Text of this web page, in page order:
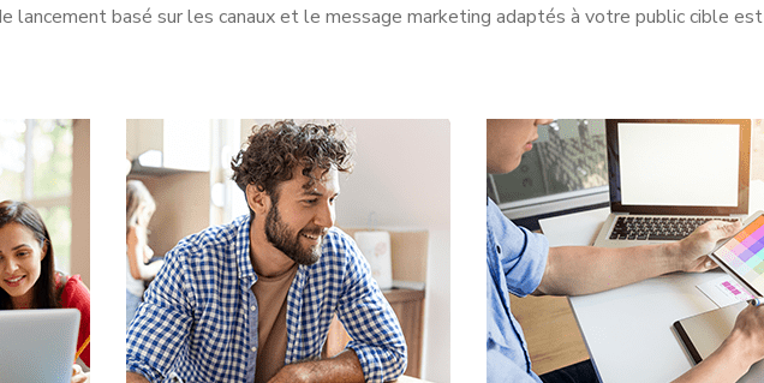
lancement basé sur les canaux et le message marketing adaptés à votre public cible est